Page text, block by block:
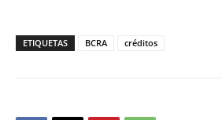
ETIQUETAS BCRA créditos